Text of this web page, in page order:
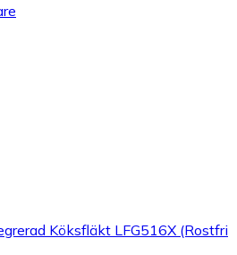
Köksfläkt LFG516X (Rostfri